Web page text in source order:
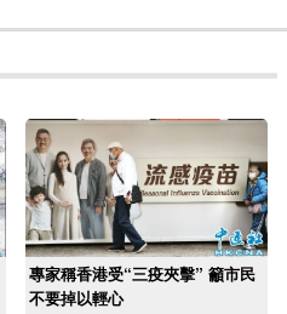
專家稱香港受“三疫夾擊” 籲市民
不要掉以輕心